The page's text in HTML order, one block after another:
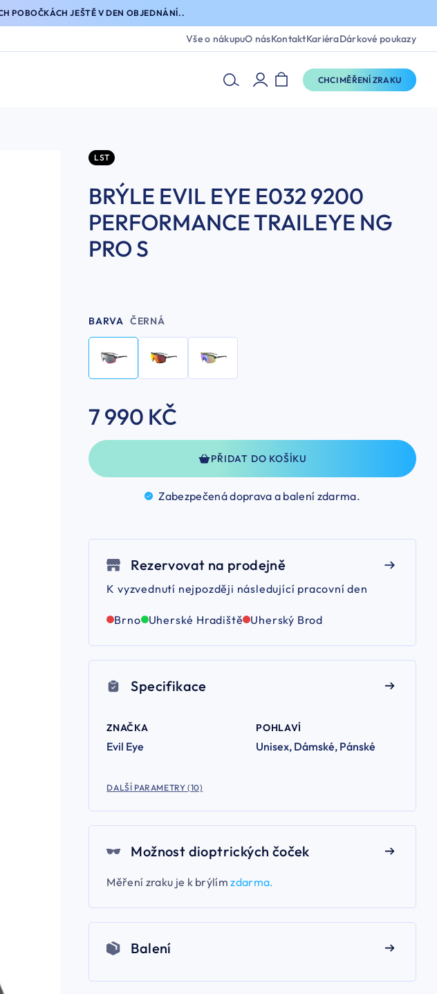
POBOČKÁCH JEŠTĚ V DEN OBJEDNÁNÍ..
Vše o nákupuO násKontaktKariéraDárkové poukazy
CHCI MĚŘENÍ ZRAKU
LST
BRÝLE EVIL EYE E032 9200
PERFORMANCE TRAILEYE NG
PRO S
BARVA ČERNÁ
7 990 KČ
PŘIDAT DO KOŠÍKU
Zabezpečená doprava a balení zdarma.
Rezervovat na prodejně
K vyzvednutí nejpozději následující pracovní den
Brno Uherské Hradiště Uherský Brod
Specifikace
ZNAČKA
Evil Eye
POHLAVÍ
Unisex, Dámské, Pánské
DALŠÍ PARAMETRY (10)
Možnost dioptrických čoček
Měření zraku je k brýlímzdarma.
Balení